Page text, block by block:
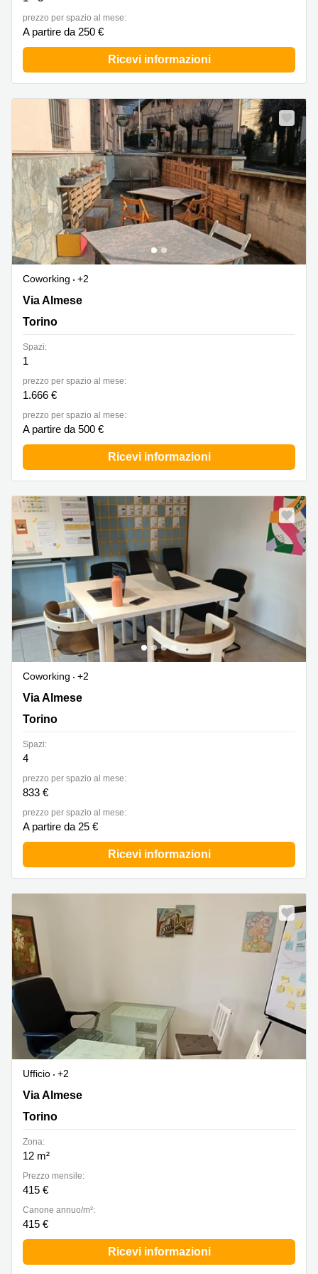
a
Firenze
Coworking
in affitto su
Affitto
Ufficio
Coworking
a Vicenza
Affitto
Business
Centers
a Como
prezzo per spazio al mese:
A partire da 250 €
Ricevi informazioni
Nuovo
Coworking
+2
Via Almese 17, Torino
Via Almese
Torino
Spazi:
1
prezzo per spazio al mese:
1.666 €
prezzo per spazio al mese:
A partire da 500 €
Ricevi informazioni
Nuovo
Coworking
+2
Via Almese 17, Torino
Via Almese
Torino
Spazi:
4
prezzo per spazio al mese:
833 €
prezzo per spazio al mese:
A partire da 25 €
Ricevi informazioni
Nuovo
Ufficio
+2
Via Almese 17, Torino
Via Almese
Torino
Zona:
12 m²
Prezzo mensile:
415 €
Canone annuo/m²:
415 €
Ricevi informazioni